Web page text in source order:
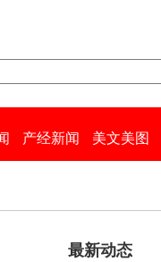
产经新闻 美文美图
最新动态